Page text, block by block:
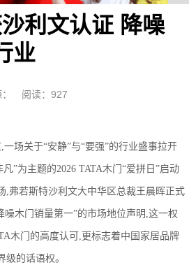
利文认证 降噪
业
阅读：927
一场关于“安静”与“要强”的行业盛事拉开
”为主题的2026 TATA木门“爱拼日”启动
,弗若斯特沙利文大中华区总裁王晨晖正式
噪木门销量第一”的市场地位声明,这一权
木门的高度认可,更标志着中国家居品牌
级的话语权。